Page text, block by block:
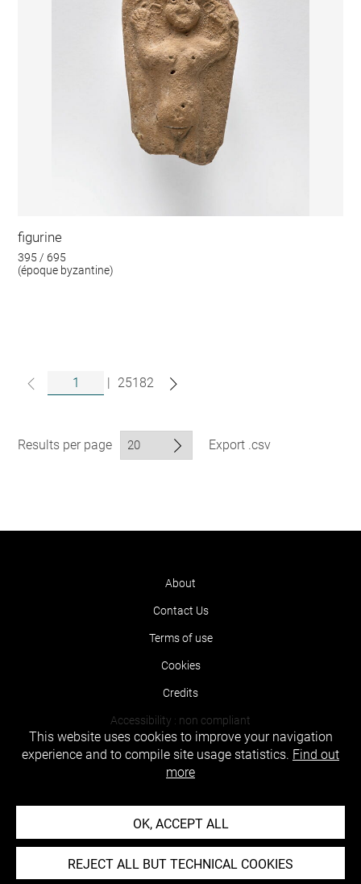
figurine
395 / 695
(époque byzantine)
| 25182
Results per page Export .csv
About
Contact Us
Terms of use
Cookies
Credits
Accessibility : non compliant
This website uses cookies to improve your navigation
experience and to compile site usage statistics. Find out
more
OK, ACCEPT ALL
REJECT ALL BUT TECHNICAL COOKIES